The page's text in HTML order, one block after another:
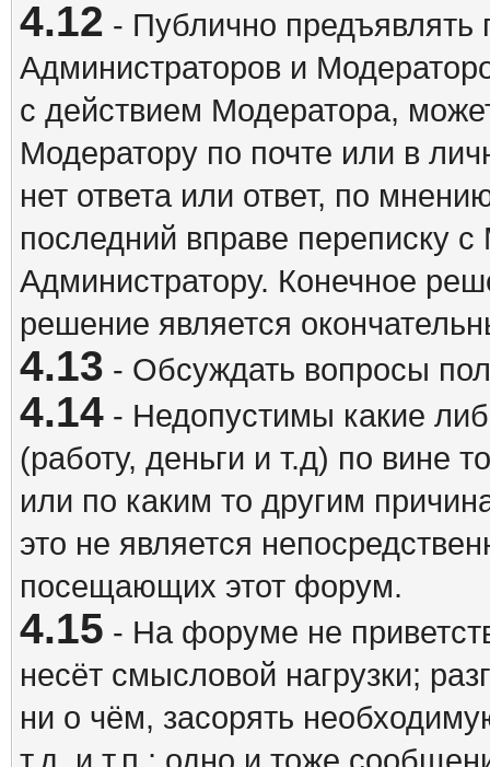
4.12 - Публично предъявлять
Администраторов и
с действием Модератора,
Модератору по почте или в
нет ответа или ответ, по
последний вправе переписку
Администратору. Конечное
решение является
4.13 - Обсуждать вопросы
4.14- Недопустимы какие
(работу, деньги и т.д) по вине
или по каким то другим
это не является
посещающих этот форум.
4.15 - На форуме не
несёт смысловой нагрузки;
ни о чём, засорять